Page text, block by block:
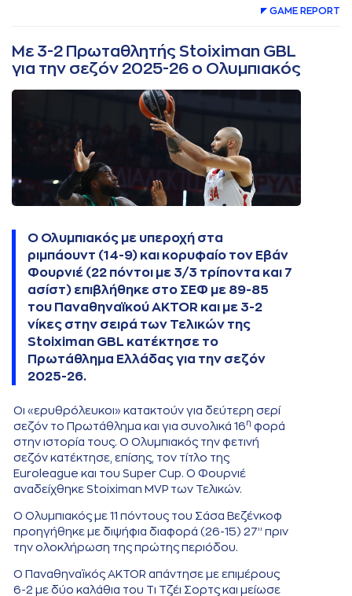
GAME REPORT
Με 3-2 Πρωταθλητής Stoiximan GBL
για την σεζόν 2025-26 ο Ολυμπιακός
Ο Ολυμπιακός με υπεροχή στα
ριμπάουντ (14-9) και κορυφαίο τον Εβάν
Φουρνιέ (22 πόντοι με 3/3 τρίποντα και 7
ασίστ) επιβλήθηκε στο ΣΕΦ με 89-85
του Παναθηναϊκού AKTOR και με 3-2
νίκες στην σειρά των Τελικών της
Stoiximan GBL κατέκτησε το
Πρωτάθλημα Ελλάδας για την σεζόν
2025-26.
Οι «ερυθρόλευκοι» κατακτούν για δεύτερη σερί
σεζόν το Πρωτάθλημα και για συνολικά 16η φορά
στην ιστορία τους. Ο Ολυμπιακός την φετινή
σεζόν κατέκτησε, επίσης, τον τίτλο της
Euroleague και του Super Cup. Ο Φουρνιέ
αναδείχθηκε Stoiximan MVP των Τελικών.
Ο Ολυμπιακός με 11 πόντους του Σάσα Βεζένκοφ
προηγήθηκε με διψήφια διαφορά (26-15) 27’’ πριν
την ολοκλήρωση της πρώτης περιόδου.
Ο Παναθηναϊκός AKTOR απάντησε με επιμέρους
6-2 με δύο καλάθια του Τι Τζέι Σορτς και μείωσε